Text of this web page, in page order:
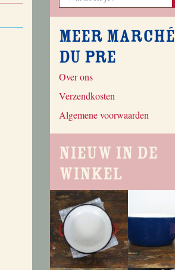
Meer Marché
du Pre
Over ons
Verzendkosten
Algemene voorwaarden
Nieuw in de
winkel